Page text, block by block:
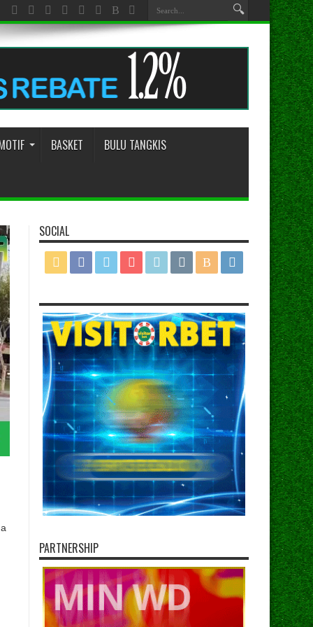
BASKET BULU TANGKIS
SOCIAL
PARTNERSHIP